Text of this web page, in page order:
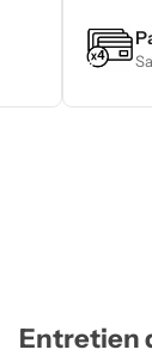
Entretien